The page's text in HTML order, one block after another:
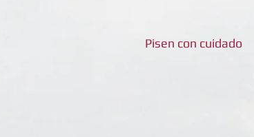
Pisen con cuidado